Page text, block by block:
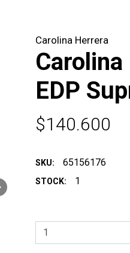
Carolina Herrera
Carolina
EDP
$140.600
SKU: 65156176
STOCK: 1